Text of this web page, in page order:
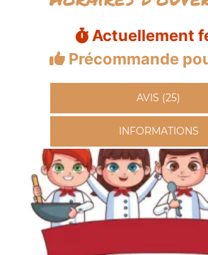
Actuellement
Précommande
AVIS (25)
INFORMATIONS